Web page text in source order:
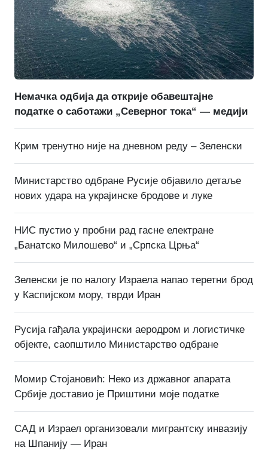
Немачка одбија да открије обавештајне
податке о саботажи „Северног тока“ — медији
Крим тренутно није на дневном реду – Зеленски
Министарство одбране Русије објавило детаље
нових удара на украјинске бродове и луке
НИС пустио у пробни рад гасне електране
„Банатско Милошево“ и „Српска Црња“
Зеленски је по налогу Израела напао теретни брод
у Каспијском мору, тврди Иран
Русија гађала украјински аеродром и логистичке
објекте, саопштило Министарство одбране
Момир Стојановић: Неко из државног апарата
Србије доставио је Приштини моје податке
САД и Израел организовали мигрантску инвазију
на Шпанију — Иран